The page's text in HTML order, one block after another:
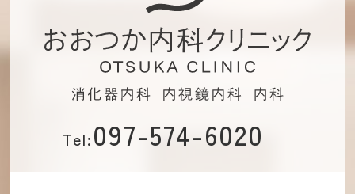
Tel:097-574-6020